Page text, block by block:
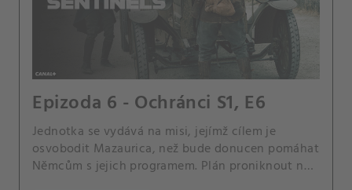
Epizoda 6 - Ochránci S1, E6
Jednotka se vydává na misi, jejímž cílem je
osvobodit Mazaurica, než bude donucen pomáhat
Němcům s jejich programem. Plán proniknout na